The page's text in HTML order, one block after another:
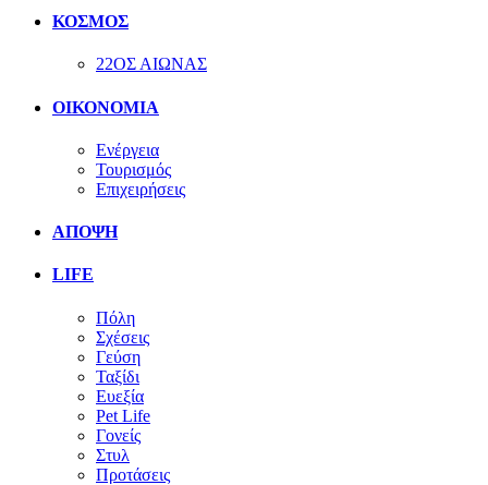
ΚΟΣΜΟΣ
22ΟΣ ΑΙΩΝΑΣ
ΟΙΚΟΝΟΜΙΑ
Ενέργεια
Τουρισμός
Επιχειρήσεις
ΑΠΟΨΗ
LIFE
Πόλη
Σχέσεις
Γεύση
Ταξίδι
Ευεξία
Pet Life
Γονείς
Στυλ
Προτάσεις